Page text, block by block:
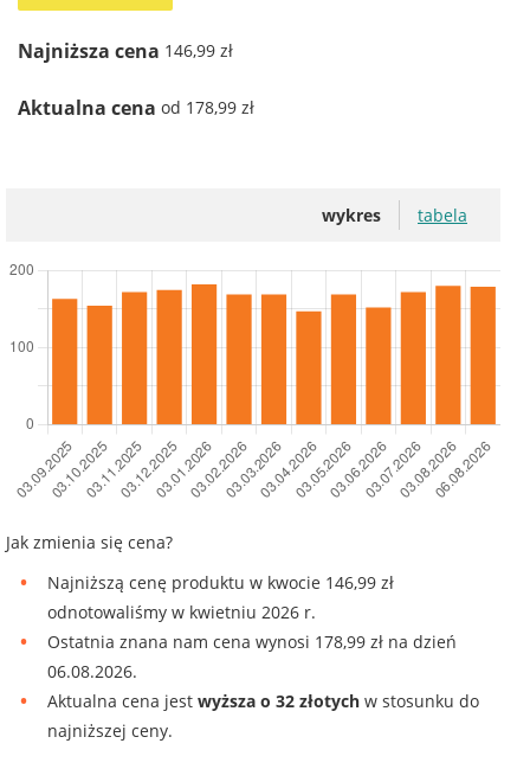
Najniższa cena 146,99 zł
Aktualna cena od 178,99 zł
wykres tabela
Jak zmienia się cena?
Najniższą cenę produktu w kwocie 146,99 zł
odnotowaliśmy w kwietniu 2026 r.
Ostatnia znana nam cena wynosi 178,99 zł na dzień
06.08.2026.
Aktualna cena jest wyższa o 32 złotych w stosunku do
najniższej ceny.